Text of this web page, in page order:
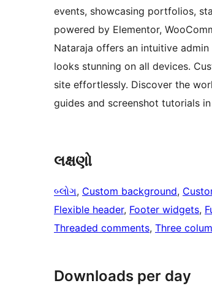
events, showcasing portfolios,
powered by Elementor,
Nataraja offers an intuitive
looks stunning on all devices.
site effortlessly. Discover the
guides and screenshot tutorials
લક્ષણો
બ્લોગ, Custom background,
Flexible header, Footer widgets,
Threaded comments, Three
Downloads per day